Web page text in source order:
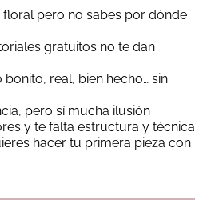
floral pero no sabes por dónde
gratuitos no te dan
real, bien hecho… sin
pero sí mucha ilusión
y te falta estructura y técnica
hacer tu primera pieza con